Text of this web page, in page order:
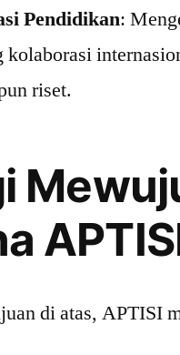
Pendidikan:
kolaborasi
riset.
di atas, APTISI